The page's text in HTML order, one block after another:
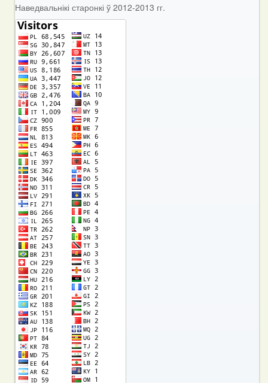
Наведвальнікі старонкі ў 2012-2013 гг.